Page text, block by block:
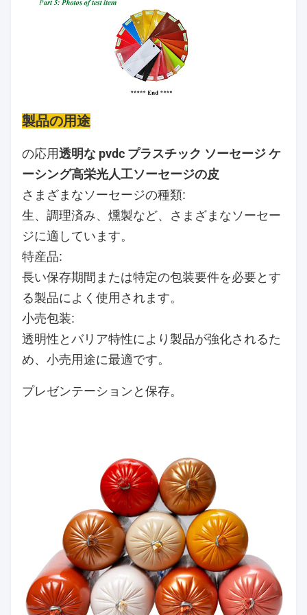
製品の用途
の応用透明な pvdc プラスチック ソーセージ ケ
ーシング高栄光人工ソーセージの皮
さまざまなソーセージの種類:
生、調理済み、燻製など、さまざまなソーセー
ジに適しています。
特産品:
長い保存期間または特定の包装要件を必要とす
る製品によく使用されます。
小売包装:
透明性とバリア特性により製品が強化されるた
め、小売用途に最適です。
プレゼンテーションと保存。